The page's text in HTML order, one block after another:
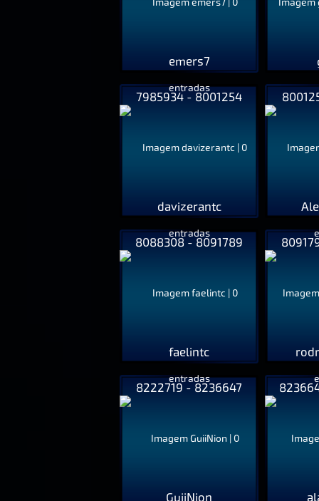
emers7
7985934 - 8001254
davizerantc
8088308 - 8091789
faelintc
8222719 - 8236647
GuiiNion